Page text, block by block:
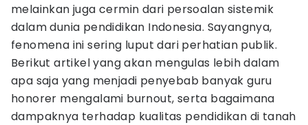
melainkan juga cermin dari persoalan sistemik
dalam dunia pendidikan Indonesia. Sayangnya,
fenomena ini sering luput dari perhatian publik.
Berikut artikel yang akan mengulas lebih dalam
apa saja yang menjadi penyebab banyak guru
honorer mengalami burnout, serta bagaimana
dampaknya terhadap kualitas pendidikan di tanah